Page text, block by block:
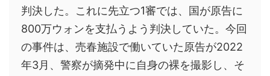
判決した。これに先立つ1審では、国が原告に
800万ウォンを支払うよう判決していた。今回
の事件は、売春施設で働いていた原告が2022
年3月、警察が摘発中に自身の裸を撮影し、そ